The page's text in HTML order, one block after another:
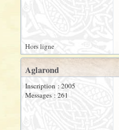
Hors ligne
Aglarond
Inscription : 2005
Messages : 261